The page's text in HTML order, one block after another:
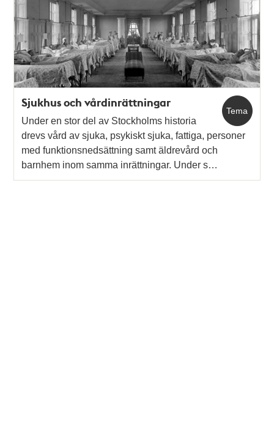
Tema
Sjukhus och vårdinrättningar
Under en stor del av Stockholms historia
drevs vård av sjuka, psykiskt sjuka, fattiga, personer
med funktionsnedsättning samt äldrevård och
barnhem inom samma inrättningar. Under s…